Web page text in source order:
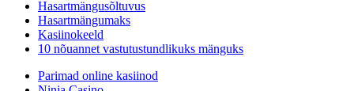
Hasartmängusõltuvus
Hasartmängumaks
Kasiinokeeld
10 nõuannet vastutustundlikuks mänguks
Parimad online kasiinod